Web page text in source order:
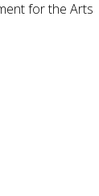
for the Arts